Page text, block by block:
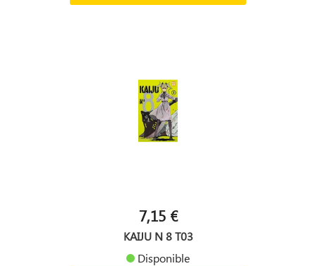
7,15 €
KAIJU N 8 T03
Disponible